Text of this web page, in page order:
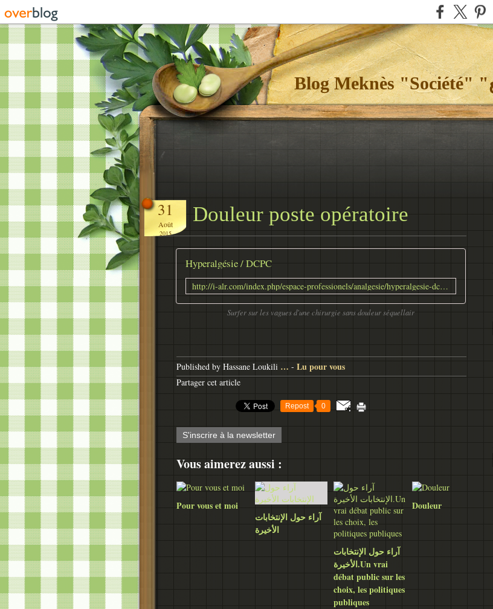
31
Août
2015
Douleur poste opératoire
Hyperalgésie / DCPC
http://i-alr.com/index.php/espace-professionels/analgesie/hyperalgesie-dcpc/121-de-la-douleur-aigue-postoperatoire-a-la-douleur-chronique
Surfer sur les vagues d'une chirurgie sans douleur séquellair
Published by Hassane Loukili … - Lu pour vous
Partager cet article
Repost 0
S'inscrire à la newsletter
Vous aimerez aussi :
Pour vous et moi
آراء حول الإنتخابات
الأخيرة
آراء حول الإنتخابات
الأخيرة.Un vrai
débat public sur les
choix, les politiques
publiques
Douleur